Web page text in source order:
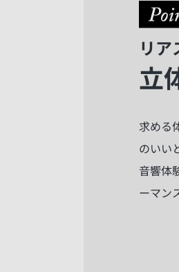
リア
立
求める
のいい
音響体
ーマン